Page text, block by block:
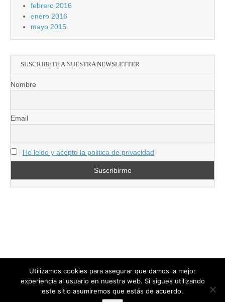
febrero 2016
enero 2016
mayo 2015
SUSCRIBETE A NUESTRA NEWSLETTER
Nombre
Email
He leido y acepto la politica de privacidad
directoresdeseguridad.es
Utilizamos cookies para asegurar que damos la mejor
experiencia al usuario en nuestra web. Si sigues utilizando
este sitio asumiremos que estás de acuerdo.